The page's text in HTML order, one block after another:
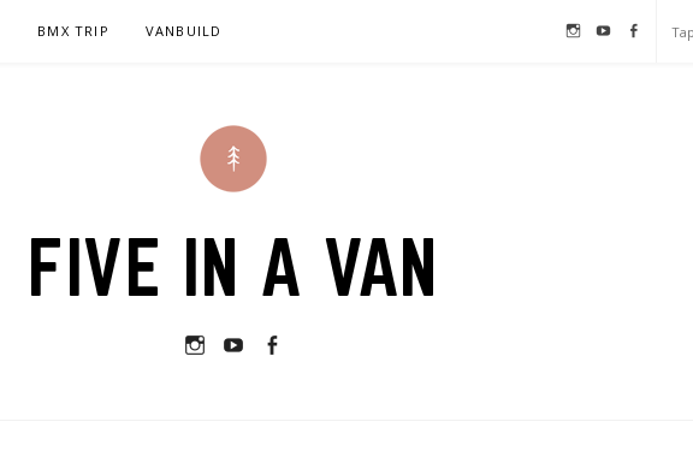
BMX TRIP VANBUILD Instagram
FIVE IN A VAN
Instagram
Youtube